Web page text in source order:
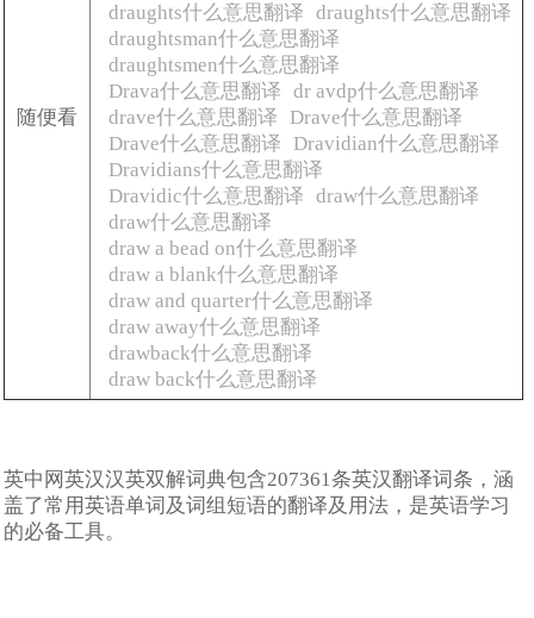
随便看
draughts什么意思翻译 draughts什么意思翻译
draughtsman什么意思翻译
draughtsmen什么意思翻译
Drava什么意思翻译 dr avdp什么意思翻译
drave什么意思翻译
Drave什么意思翻译
Drave什么意思翻译
Dravidian什么意思翻译
Dravidians什么意思翻译
Dravidic什么意思翻译 draw什么意思翻译
draw什么意思翻译
draw a bead on什么意思翻译
draw a blank什么意思翻译
draw and quarter什么意思翻译
draw away什么意思翻译
drawback什么意思翻译
draw back什么意思翻译
英中网英汉汉英双解词典包含207361条英汉翻译词条，涵
盖了常用英语单词及词组短语的翻译及用法，是英语学习
的必备工具。